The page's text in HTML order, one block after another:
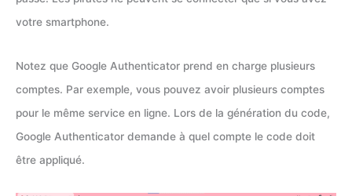
votre smartphone.
Notez que Google Authenticator prend en charge plusieurs
comptes. Par exemple, vous pouvez avoir plusieurs comptes
pour le même service en ligne. Lors de la génération du code,
Google Authenticator demande à quel compte le code doit
être appliqué.